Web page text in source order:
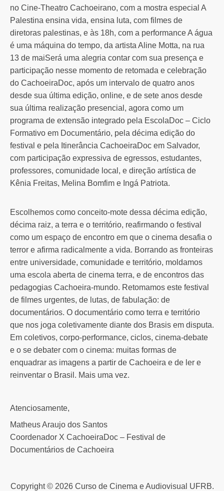
no Cine-Theatro Cachoeirano, com a mostra especial A
Palestina ensina vida, ensina luta, com filmes de
diretoras palestinas, e às 18h, com a performance A água
é uma máquina do tempo, da artista Aline Motta, na rua
13 de maiSerá uma alegria contar com sua presença e
participação nesse momento de retomada e celebração
do CachoeiraDoc, após um intervalo de quatro anos
desde sua última edição, online, e de sete anos desde
sua última realização presencial, agora como um
programa de extensão integrado pela EscolaDoc – Ciclo
Formativo em Documentário, pela décima edição do
festival e pela Itinerância CachoeiraDoc em Salvador,
com participação expressiva de egressos, estudantes,
professores, comunidade local, e direção artística de
Kênia Freitas, Melina Bomfim e Ingá Patriota.
Escolhemos como conceito-mote dessa décima edição,
décima raiz, a terra e o território, reafirmando o festival
como um espaço de encontro em que o cinema desafia o
terror e afirma radicalmente a vida. Borrando as fronteiras
entre universidade, comunidade e território, moldamos
uma escola aberta de cinema terra, e de encontros das
pedagogias Cachoeira-mundo. Retomamos este festival
de filmes urgentes, de lutas, de fabulação: de
documentários. O documentário como terra e território
que nos joga coletivamente diante dos Brasis em disputa.
Em coletivos, corpo-performance, ciclos, cinema-debate
e o se debater com o cinema: muitas formas de
enquadrar as imagens a partir de Cachoeira e de ler e
reinventar o Brasil. Mais uma vez.
Atenciosamente,
Matheus Araujo dos Santos
Coordenador X CachoeiraDoc – Festival de
Documentários de Cachoeira
Copyright © 2026 Curso de Cinema e Audiovisual UFRB.